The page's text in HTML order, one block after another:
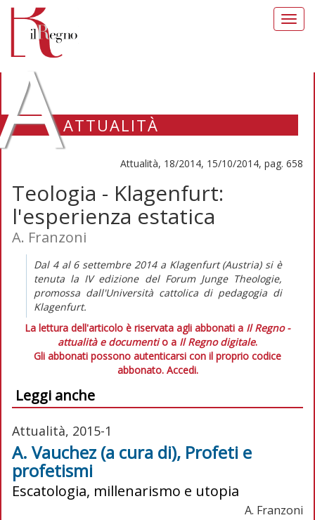
ATTUALITÀ
Attualità, 18/2014, 15/10/2014, pag. 658
Teologia - Klagenfurt:
l'esperienza estatica
A. Franzoni
Dal 4 al 6 settembre 2014 a Klagenfurt (Austria) si è
tenuta la IV edizione del Forum Junge Theologie,
promossa dall'Università cattolica di pedagogia di
Klagenfurt.
La lettura dell'articolo è riservata agli abbonati a Il Regno -
attualità e documentio a Il Regno digitale.
Gli abbonati possono autenticarsi con il proprio codice
abbonato. Accedi.
Leggi anche
Attualità, 2015-1
A. Vauchez (a cura di), Profeti e
profetismi
Escatologia, millenarismo e utopia
A. Franzoni